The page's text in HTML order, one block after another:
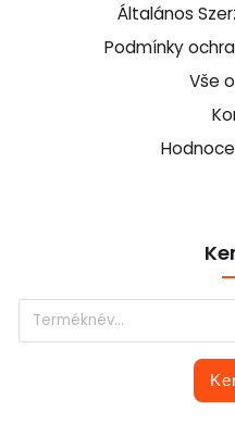
Általános
Podmínky
Vše